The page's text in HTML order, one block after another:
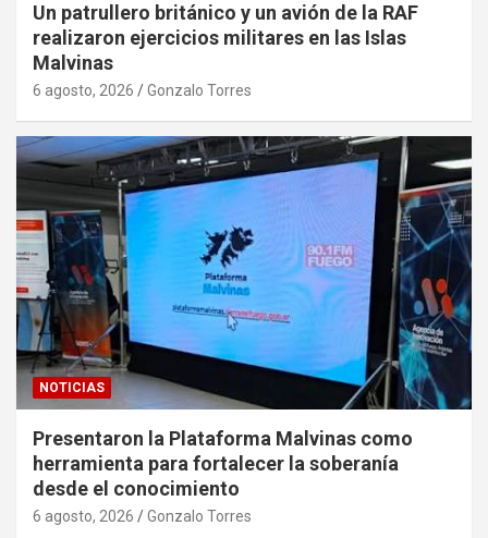
Un patrullero británico y un avión de la RAF
realizaron ejercicios militares en las Islas
Malvinas
6 agosto, 2026 Gonzalo Torres
NOTICIAS
Presentaron la Plataforma Malvinas como
herramienta para fortalecer la soberanía
desde el conocimiento
6 agosto, 2026 Gonzalo Torres